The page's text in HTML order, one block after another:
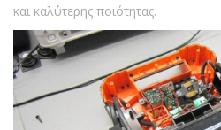
και καλύτερης ποιότητας.